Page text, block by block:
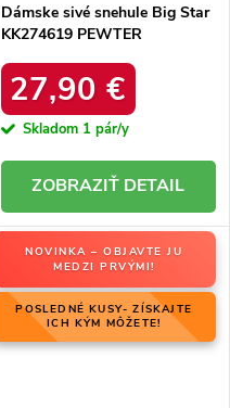
Dámske sivé snehule Big Star
KK274619 PEWTER
27,90 €
Skladom 1 pár/y
DETAIL
NOVINKA – OBJAVTE JU
MEDZI PRVÝMI!
POSLEDNÉ KUSY- ZÍSKAJTE
ICH KÝM MÔŽETE!